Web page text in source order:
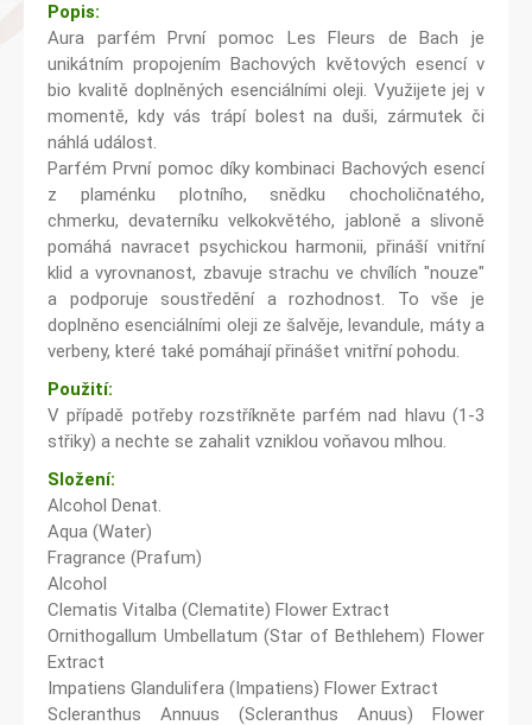
Popis:
Aura parfém První pomoc Les Fleurs de Bach je
unikátním propojením Bachových květových esencí v
bio kvalitě doplněných esenciálními oleji. Využijete jej v
momentě, kdy vás trápí bolest na duši, zármutek či
náhlá událost.
Parfém První pomoc díky kombinaci Bachových esencí
z plaménku plotního, snědku chocholičnatého,
chmerku, devaterníku velkokvětého, jabloně a slivoně
pomáhá navracet psychickou harmonii, přináší vnitřní
klid a vyrovnanost, zbavuje strachu ve chvílích "nouze"
a podporuje soustředění a rozhodnost. To vše je
doplněno esenciálními oleji ze šalvěje, levandule, máty a
verbeny, které také pomáhají přinášet vnitřní pohodu.
Použití:
V případě potřeby rozstříkněte parfém nad hlavu (1-3
střiky) a nechte se zahalit vzniklou voňavou mlhou.
Složení:
Alcohol Denat.
Aqua (Water)
Fragrance (Prafum)
Alcohol
Clematis Vitalba (Clematite) Flower Extract
Ornithogallum Umbellatum (Star of Bethlehem) Flower
Extract
Impatiens Glandulifera (Impatiens) Flower Extract
Scleranthus Annuus (Scleranthus Anuus) Flower